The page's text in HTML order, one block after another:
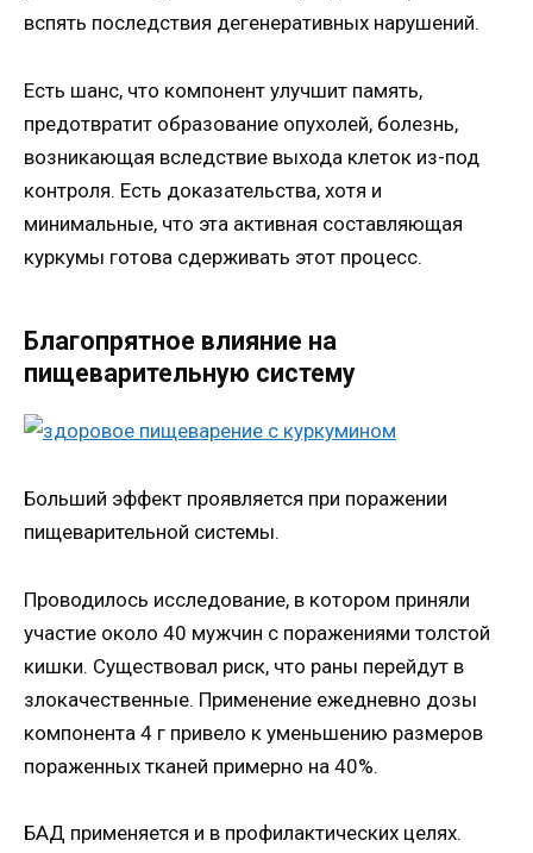
вспять последствия дегенеративных нарушений.
Есть шанс, что компонент улучшит память,
предотвратит образование опухолей, болезнь,
возникающая вследствие выхода клеток из-под
контроля. Есть доказательства, хотя и
минимальные, что эта активная составляющая
куркумы готова сдерживать этот процесс.
Благопрятное влияние на
пищеварительную систему
Больший эффект проявляется при поражении
пищеварительной системы.
Проводилось исследование, в котором приняли
участие около 40 мужчин с поражениями толстой
кишки. Существовал риск, что раны перейдут в
злокачественные. Применение ежедневно дозы
компонента 4 г привело к уменьшению размеров
пораженных тканей примерно на 40%.
БАД применяется и в профилактических целях.